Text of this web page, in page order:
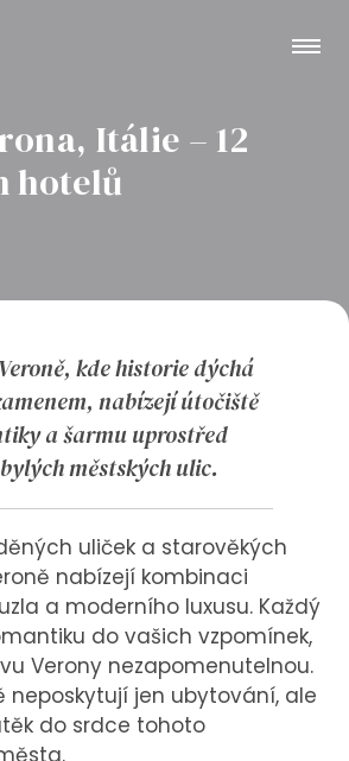
Itálie – 12
hotelů
kde historie dýchá
nabízejí útočiště
a šarmu uprostřed
městských ulic.
uliček a starověkých
nabízejí kombinaci
a moderního luxusu. Každý
do vašich vzpomínek,
Verony nezapomenutelnou.
neposkytují jen ubytování, ale
do srdce tohoto